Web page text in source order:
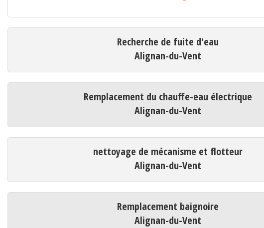
Recherche de fuite d'eau
Alignan-du-Vent
Remplacement du chauffe-eau électrique
Alignan-du-Vent
nettoyage de mécanisme et flotteur
Alignan-du-Vent
Remplacement baignoire
Alignan-du-Vent